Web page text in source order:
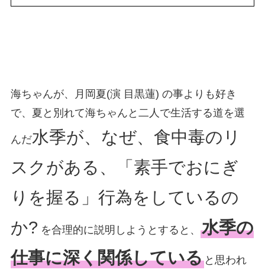
海ちゃんが、月岡夏(演 目黒蓮) の事よりも好き
で、夏と別れて海ちゃんと二人で生活する道を選
んだ水季が、なぜ、食中毒のリ
スクがある、「素手でおにぎ
りを握る」行為をしているの
か? を合理的に説明しようとすると、 水季の
仕事に深く関係していると思われ